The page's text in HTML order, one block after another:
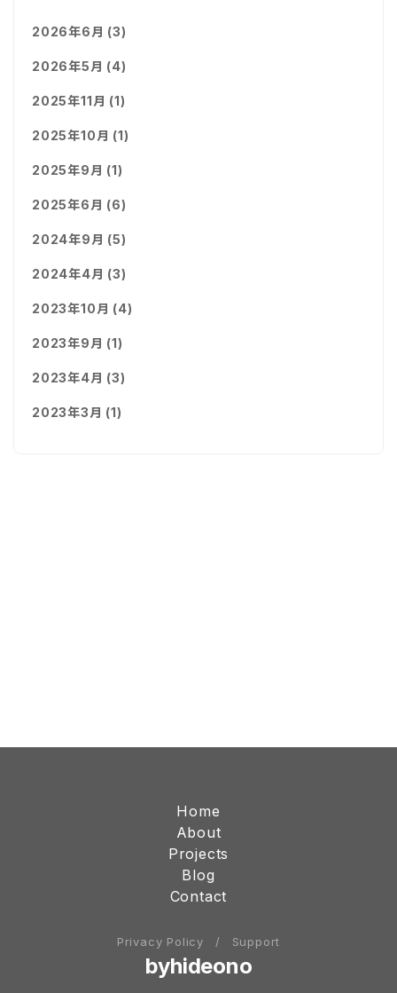
2026年6月 (3)
2026年5月 (4)
2025年11月 (1)
2025年10月 (1)
2025年9月 (1)
2025年6月 (6)
2024年9月 (5)
2024年4月 (3)
2023年10月 (4)
2023年9月 (1)
2023年4月 (3)
2023年3月 (1)
byhideono
Home
About
Projects
Blog
Contact
Privacy Policy / Support